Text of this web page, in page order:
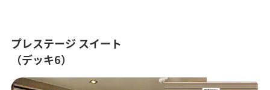
プレステージ スイート
（デッキ6）